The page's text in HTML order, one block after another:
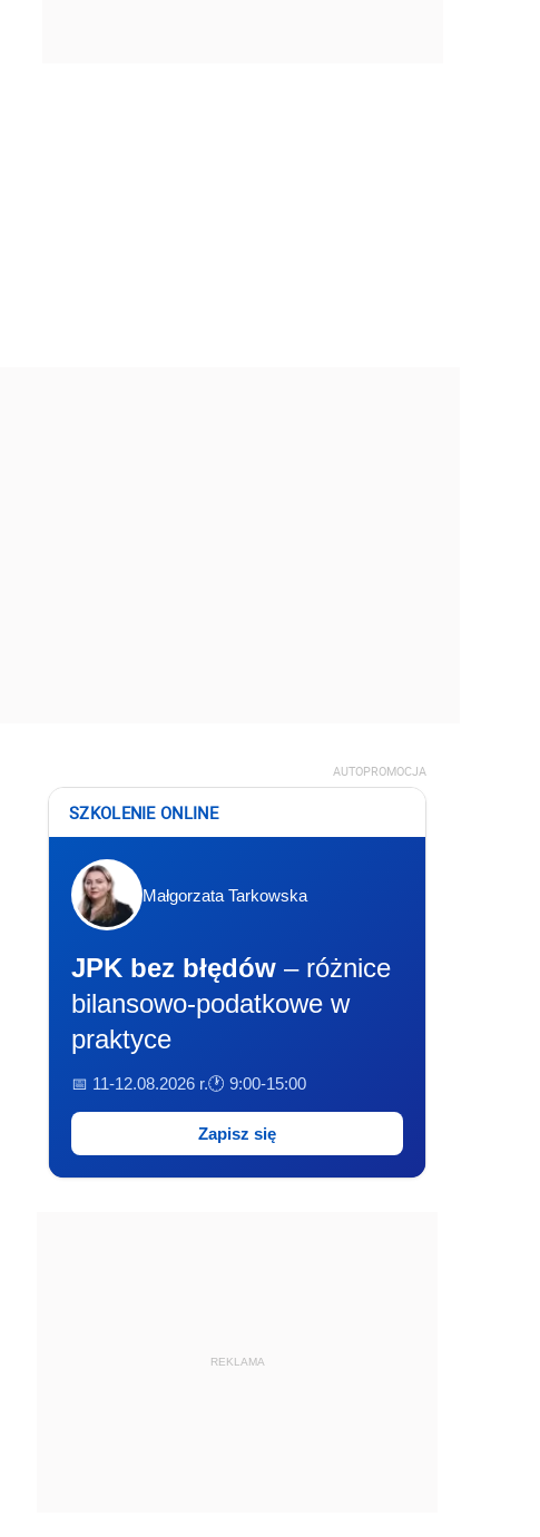
AUTOPROMOCJA
SZKOLENIE ONLINE
Małgorzata Tarkowska
JPK bez błędów – różnice
bilansowo-podatkowe w
praktyce
📅 11-12.08.2026 r.🕐 9:00-15:00
Zapisz się
REKLAMA